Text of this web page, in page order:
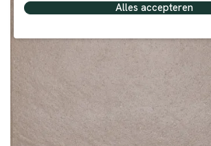
Alles accepteren